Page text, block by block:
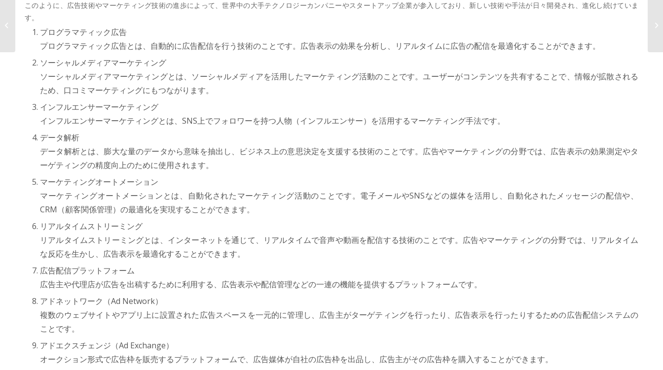
このように、広告技術やマーケティング技術の進歩によって、世界中の大手テクノロジーカンパニーやスタートアップ企業が参入しており、新しい技術や手法が日々開発され、進化し続けていま
す。
プログラマティック広告
プログラマティック広告とは、自動的に広告配信を行う技術のことです。広告表示の効果を分析し、リアルタイムに広告の配信を最適化することができます。
ソーシャルメディアマーケティング
ソーシャルメディアマーケティングとは、ソーシャルメディアを活用したマーケティング活動のことです。ユーザーがコンテンツを共有することで、情報が拡散される
ため、口コミマーケティングにもつながります。
インフルエンサーマーケティング
インフルエンサーマーケティングとは、SNS上でフォロワーを持つ人物（インフルエンサー）を活用するマーケティング手法です。
データ解析
データ解析とは、膨大な量のデータから意味を抽出し、ビジネス上の意思決定を支援する技術のことです。広告やマーケティングの分野では、広告表示の効果測定やタ
ーゲティングの精度向上のために使用されます。
マーケティングオートメーション
マーケティングオートメーションとは、自動化されたマーケティング活動のことです。電子メールやSNSなどの媒体を活用し、自動化されたメッセージの配信や、
CRM（顧客関係管理）の最適化を実現することができます。
リアルタイムストリーミング
リアルタイムストリーミングとは、インターネットを通じて、リアルタイムで音声や動画を配信する技術のことです。広告やマーケティングの分野では、リアルタイム
な反応を生かし、広告表示を最適化することができます。
広告配信プラットフォーム
広告主や代理店が広告を出稿するために利用する、広告表示や配信管理などの一連の機能を提供するプラットフォームです。
アドネットワーク（Ad Network）
複数のウェブサイトやアプリ上に設置された広告スペースを一元的に管理し、広告主がターゲティングを行ったり、広告表示を行ったりするための広告配信システムの
ことです。
アドエクスチェンジ（Ad Exchange）
オークション形式で広告枠を販売するプラットフォームで、広告媒体が自社の広告枠を出品し、広告主がその広告枠を購入することができます。
AOSデータ社、リテールテックで業
務効率化「リテールデータプラット
フォームAOS...